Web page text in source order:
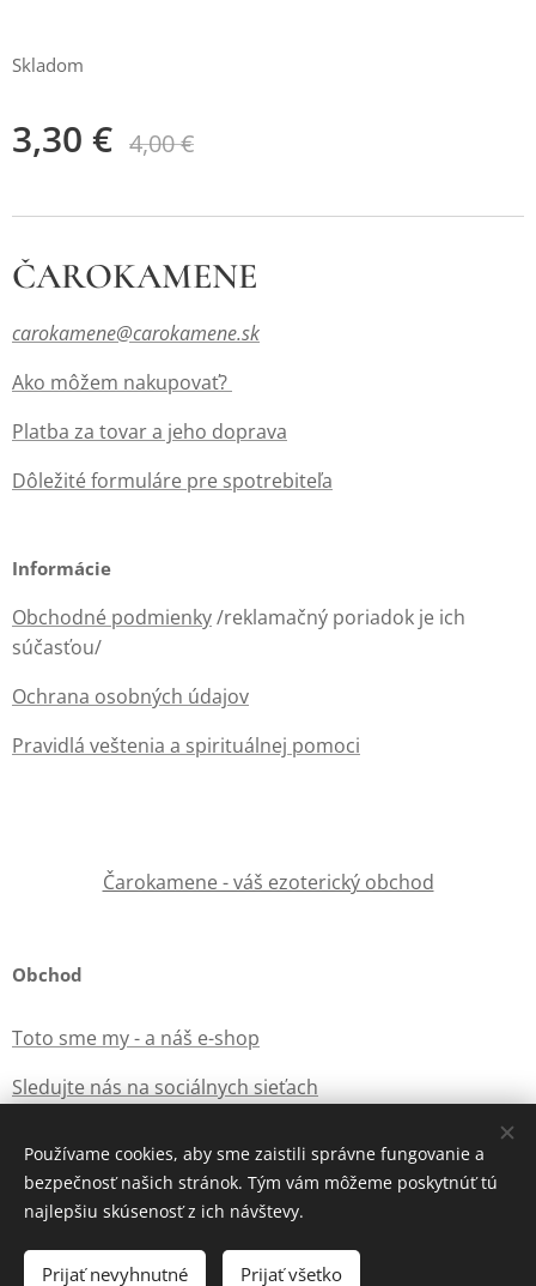
Skladom
3,30 € 4,00€
Do košíka
ČAROKAMENE
carokamene@carokamene.sk
Ako môžem nakupovať?
Platba za tovar a jeho doprava
Dôležité formuláre pre spotrebiteľa
Informácie
Obchodné podmienky/reklamačný poriadok je ich
súčasťou/
Ochrana osobných údajov
Pravidlá veštenia a spirituálnej pomoci
Čarokamene - váš ezoterický obchod
Obchod
Toto sme my - a náš e-shop
Sledujte nás na sociálnych sieťach
Vytvorené službouWebnode Cookies
Používame cookies, aby sme zaistili správne fungovanie a
bezpečnosť našich stránok. Tým vám môžeme poskytnúť tú
najlepšiu skúsenosť z ich návštevy.
Prijať nevyhnutné Prijať všetko